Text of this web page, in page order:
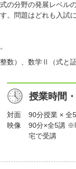
の分野の発展レベル
。問題はどれも入
数）、数学Ⅱ（式と
授業時間
対面
90分授業 × 全
映像
90分×全5講 ※
宅で受講